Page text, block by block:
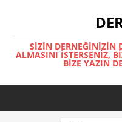
SIZIN DERNEĞINIZIN
ALMASINI İSTERSENIZ,
BIZE YAZIN